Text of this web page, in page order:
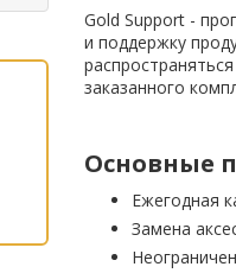
Gold Support -
и поддержку
заказанного
Основные
Ежегодная
Замена